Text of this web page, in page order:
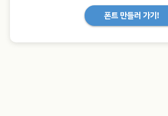
폰트 만들러 가기!